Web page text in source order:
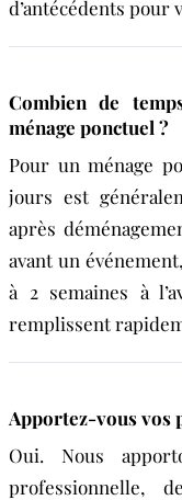
d’antécédents
Combien de
ménage ponctuel ?
Pour un ménage
jours est
après
avant un
à 2 semaines à
remplissent
Apportez-vous vos
Oui. Nous
professionnelle,